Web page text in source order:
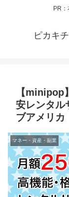
PR
ピカキ
【minipop
安レンタル
ブアメリカ
マネー・資産・副業